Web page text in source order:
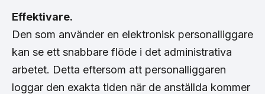
Effektivare.
Den som använder en elektronisk personalliggare
kan se ett snabbare flöde i det administrativa
arbetet. Detta eftersom att personalliggaren
loggar den exakta tiden när de anställda kommer